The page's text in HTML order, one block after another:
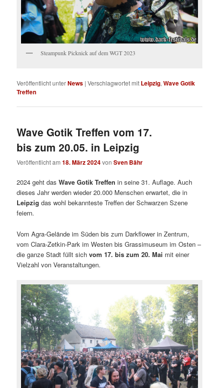
Steampunk Picknick auf dem WGT 2023
Veröffentlicht unterNews |Verschlagwortet mit Leipzig,Wave Gotik
Treffen
Wave Gotik Treffen vom 17.
bis zum 20.05. in Leipzig
Veröffentlicht am18. März 2024vonSven Bähr
2024 geht das Wave Gotik Treffen in seine 31. Auflage. Auch
dieses Jahr werden wieder 20.000 Menschen erwartet, die in
Leipzig das wohl bekannteste Treffen der Schwarzen Szene
feiern.
Vom Agra-Gelände im Süden bis zum Darkflower in Zentrum,
vom Clara-Zetkin-Park im Westen bis Grassimuseum im Osten –
die ganze Stadt füllt sichvom 17. bis zum 20. Mai mit einer
Vielzahl von Veranstaltungen.